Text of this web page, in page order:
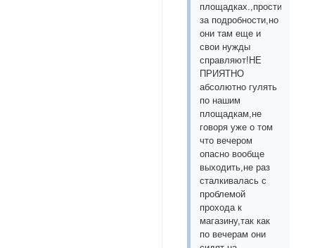
площадках.,простите
за подробности,но
они там еще и
свои нужды
справляют!НЕ
ПРИЯТНО
абсолютно гулять
по нашим
площадкам,не
говоря уже о том
что вечером
опасно вообще
выходить,не раз
сталкивалась с
проблемой
прохода к
магазину,так как
по вечерам они